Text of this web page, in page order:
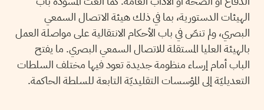
الهيئات الدستورية، بما في ذلك هيئة الاتصال السمعي
البصري، ولم تنصّ في باب الأحكام الانتقالية على مواصلة العمل
بالهيئة العليا المستقلة للاتصال السمعي البصري. ما يفتح
الباب أمام إرساء منظومة جديدة تعود فيها مختلف السلطات
التعديليّة إلى المؤسسات التقليديّة التابعة للسلطة الحاكمة.